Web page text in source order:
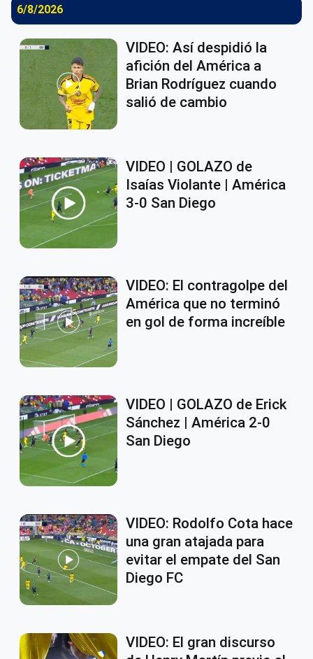
6/8/2026
VIDEO: Así despidió la
afición del América a
Brian Rodríguez cuando
salió de cambio
VIDEO | GOLAZO de
Isaías Violante | América
3-0 San Diego
VIDEO: El contragolpe del
América que no terminó
en gol de forma increíble
VIDEO | GOLAZO de Erick
Sánchez | América 2-0
San Diego
VIDEO: Rodolfo Cota hace
una gran atajada para
evitar el empate del San
Diego FC
VIDEO: El gran discurso